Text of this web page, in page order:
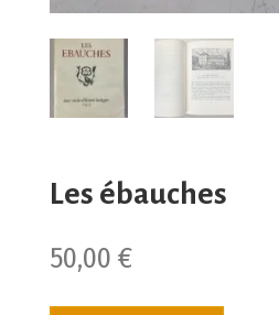
Les ébauches
50,00 €